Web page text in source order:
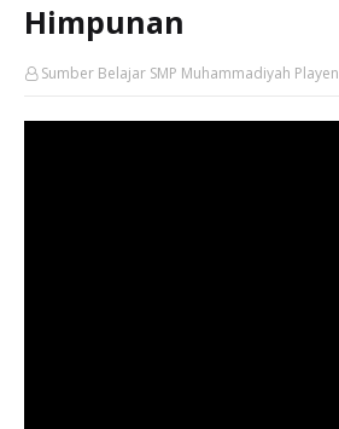
Himpunan
Sumber Belajar SMP Muhammadiyah Playen